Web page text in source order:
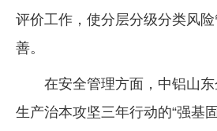
评价工作，使分层分级分类风
善。
在安全管理方面，中铝山
生产治本攻坚三年行动的“强基